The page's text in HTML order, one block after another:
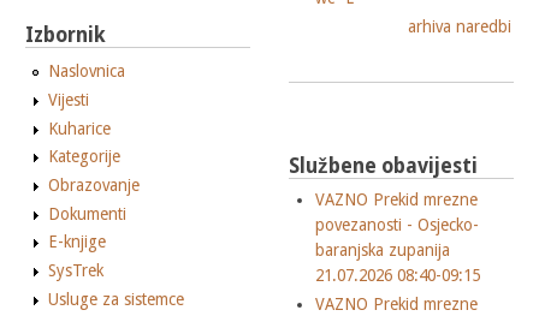
Izbornik
Naslovnica
Vijesti
Kuharice
Kategorije
Obrazovanje
Dokumenti
E-knjige
SysTrek
Usluge za sistemce
arhiva naredbi
Službene obavijesti
VAZNO Prekid mrezne
povezanosti - Osjecko-
baranjska zupanija
21.07.2026 08:40-09:15
VAZNO Prekid mrezne